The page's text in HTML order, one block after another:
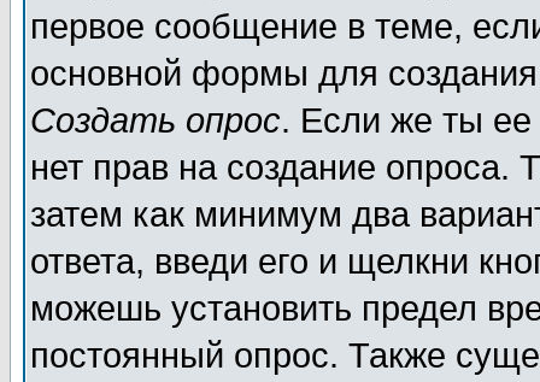
первое сообщение в теме,
основной формы для
Создать опрос. Если же ты ее
нет прав на создание опроса.
затем как минимум два
ответа, введи его и щелкни
можешь установить предел
постоянный опрос. Также